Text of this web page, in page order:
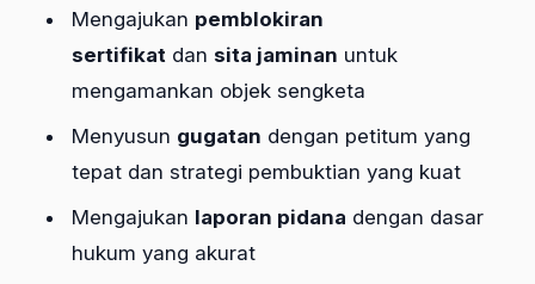
Mengajukan pemblokiran
sertifikat dan sita jaminan untuk
mengamankan objek sengketa
Menyusun gugatan dengan petitum yang
tepat dan strategi pembuktian yang kuat
Mengajukan laporan pidana dengan dasar
hukum yang akurat